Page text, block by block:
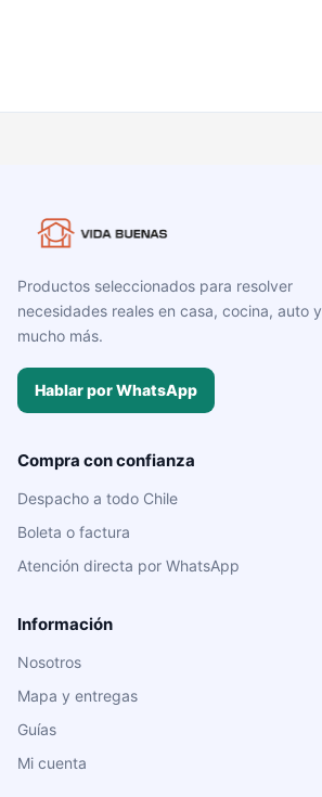
Productos seleccionados para resolver
necesidades reales en casa, cocina, auto y
mucho más.
Hablar por WhatsApp
Compra con confianza
Despacho a todo Chile
Boleta o factura
Atención directa por WhatsApp
Información
Nosotros
Mapa y entregas
Guías
Mi cuenta